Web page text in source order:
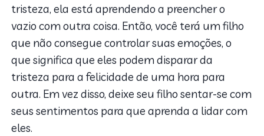
tristeza, ela está aprendendo a preencher o
vazio com outra coisa. Então, você terá um filho
que não consegue controlar suas emoções, o
que significa que eles podem disparar da
tristeza para a felicidade de uma hora para
outra. Em vez disso, deixe seu filho sentar-se com
seus sentimentos para que aprenda a lidar com
eles.